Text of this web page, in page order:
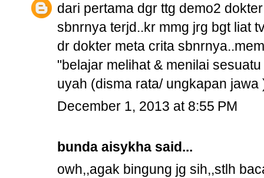
dari pertama dgr ttg demo2
sbnrnya terjd..kr mmg jrg bgt liat
dr dokter meta crita
"belajar melihat & menilai
uyah (disma rata/ ungkapan jawa
December 1, 2013 at 8:55 PM
bunda aisykha said...
owh,,agak bingung jg sih,,stlh